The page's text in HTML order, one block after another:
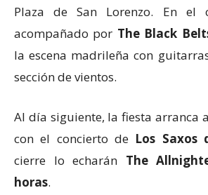
Plaza de San Lorenzo. En el
acompañado por The Black
la escena madrileña con
sección de vientos.
Al día siguiente, la fiesta arranca
con el concierto de Los Saxos
cierre lo echarán The
horas.